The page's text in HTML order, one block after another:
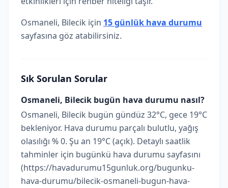
Osmaneli, Bilecik için 15 günlük hava durumu
sayfasına göz atabilirsiniz.
Sık Sorulan Sorular
Osmaneli, Bilecik bugün hava durumu nasıl?
Osmaneli, Bilecik bugün gündüz 32°C, gece 19°C
bekleniyor. Hava durumu parçalı bulutlu, yağış
olasılığı % 0. Şu an 19°C (açık). Detaylı saatlik
tahminler için bugünkü hava durumu sayfasını
(https://havadurumu15gunluk.org/bugunku-
hava-durumu/bilecik-osmaneli-bugun-hava-